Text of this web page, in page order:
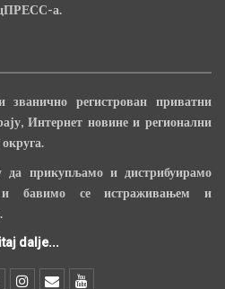
а.
регистрован приватни
Интернет новине и регионални
прикупљамо и дистрибуирамо
и бавимо се истраживањем и
dalje...